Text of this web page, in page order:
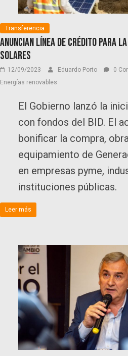
Transferencia
Anuncian línea de crédito para
solares
12/09/2023 Eduardo Porto 0
Energías renovables
El Gobierno lanzó la
con fondos del BID. El
bonificar la compra,
equipamiento de
en empresas pyme,
instituciones públicas.
Leer más